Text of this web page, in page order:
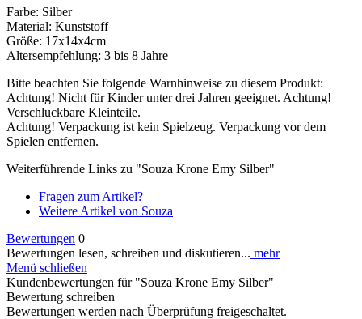
Farbe: Silber
Material: Kunststoff
Größe: 17x14x4cm
Altersempfehlung: 3 bis 8 Jahre
Bitte beachten Sie folgende Warnhinweise zu diesem Produkt:
Achtung! Nicht für Kinder unter drei Jahren geeignet. Achtung!
Verschluckbare Kleinteile.
Achtung! Verpackung ist kein Spielzeug. Verpackung vor dem
Spielen entfernen.
Weiterführende Links zu "Souza Krone Emy Silber"
Fragen zum Artikel?
Weitere Artikel von Souza
Bewertungen 0
Bewertungen lesen, schreiben und diskutieren... mehr
Menü schließen
Kundenbewertungen für "Souza Krone Emy Silber"
Bewertung schreiben
Bewertungen werden nach Überprüfung freigeschaltet.